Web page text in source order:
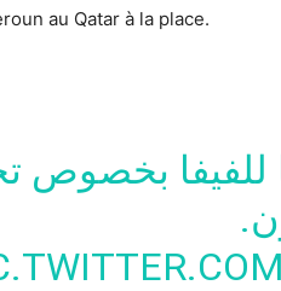
au Qatar à la place.
للفيفا بخصوص